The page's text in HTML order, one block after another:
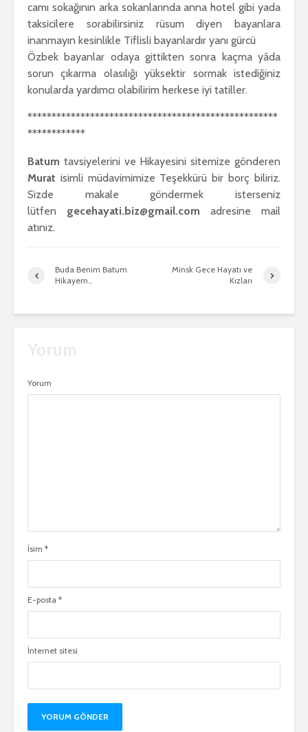
camı sokağının arka sokanlarında anna hotel gibi yada
taksicilere sorabilirsiniz rüsum diyen bayanlara
inanmayın kesinlikle Tiflisli bayanlardır yanı gürcü
Özbek bayanlar odaya gittikten sonra kaçma yâda
sorun çıkarma olasılığı yüksektir sormak istediğiniz
konularda yardımcı olabilirim herkese iyi tatiller.
****************************************************
************
Batum tavsiyelerini ve Hikayesini sitemize gönderen
Murat isimli müdavimimize Teşekkürü bir borç biliriz.
Sizde makale göndermek isterseniz
lütfen gecehayati.biz@gmail.com adresine mail
atınız.
Buda Benim Batum
Hikayem…
Minsk Gece Hayatı ve
Kızları
Yorum
İsim *
E-posta *
İnternet sitesi